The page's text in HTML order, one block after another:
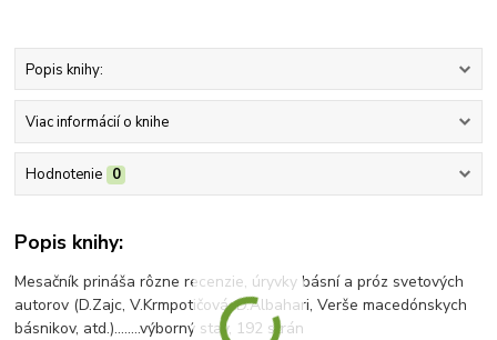
Popis knihy:
Viac informácií o knihe
Hodnotenie 0
Popis knihy:
Mesačník prináša rôzne recenzie, úryvky básní a próz svetových
autorov (D.Zajc, V.Krmpotičová, D.Albahari, Verše macedónskych
básnikov, atd.)........výborný stav, 192 strán